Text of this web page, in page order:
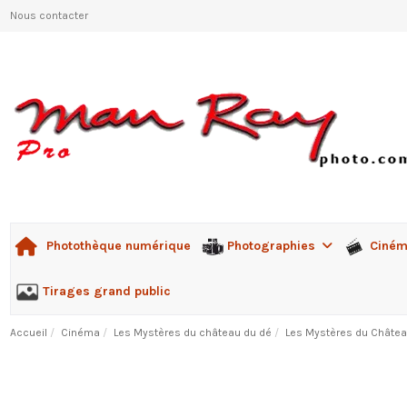
Nous contacter
Photothèque numérique Photographies
Tirages grand public
Accueil Cinéma Les Mystères du château du dé Les Mystères du